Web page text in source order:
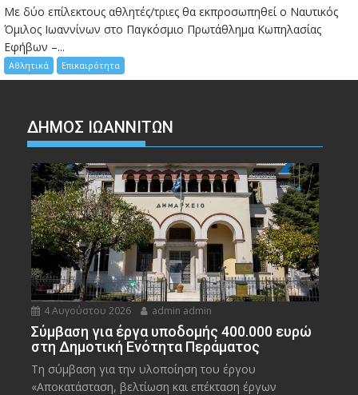
Mε δύο επίλεκτους αθλητές/τριες θα εκπροσωπηθεί ο Ναυτικός
Όμιλος Ιωαννίνων στο Παγκόσμιο Πρωτάθλημα Κωπηλασίας
Εφήβων –...
Αθλητικά Επικαιρότητα
ΔΗΜΟΣ ΙΩΑΝΝΙΤΩΝ
4 Αυγούστου 2026 admin admin
Σύμβαση για έργα υποδομής 400.000 ευρώ
στη Δημοτική Ενότητα Περάματος
Τη σύμβαση για την υλοποίηση του έργου
«Αποκατάσταση, βελτίωση και επέκταση έργων